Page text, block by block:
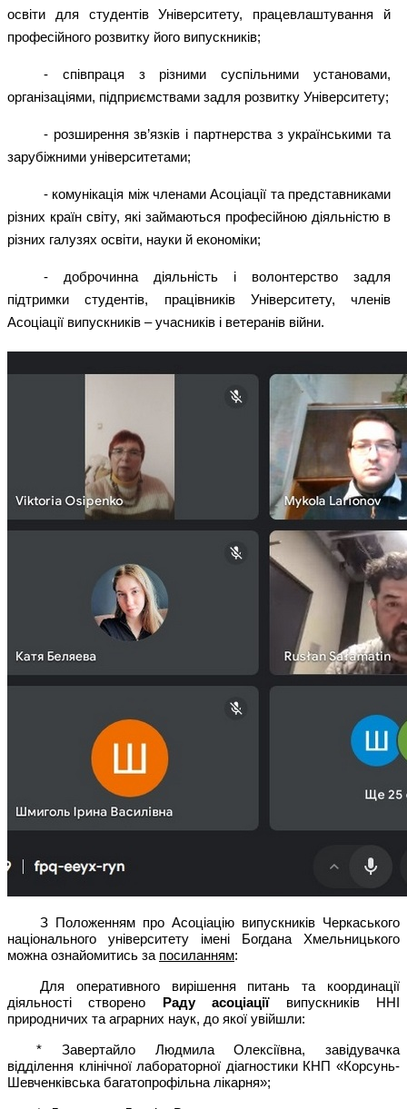
освіти для студентів Університету, працевлаштування й
професійного розвитку його випускників;
- співпраця з різними суспільними установами,
організаціями, підприємствами задля розвитку Університету;
- розширення зв’язків і партнерства з українськими та
зарубіжними університетами;
- комунікація між членами Асоціації та представниками
різних країн світу, які займаються професійною діяльністю в
різних галузях освіти, науки й економіки;
- доброчинна діяльність і волонтерство задля
підтримки студентів, працівників Університету, членів
Асоціації випускників – учасників і ветеранів війни.
З Положенням про Асоціацію випускників Черкаського
національного університету імені Богдана Хмельницького
можна ознайомитись за посиланням:
Для оперативного вирішення питань та координації
діяльності створено
Раду асоціаціївипускників ННІ
природничих та аграрних наук, до якої увійшли:
* Завертайло Людмила Олексіївна, завідувачка
відділення клінічної лабораторної діагностики КНП «Корсунь-
Шевченківська багатопрофільна лікарня»;